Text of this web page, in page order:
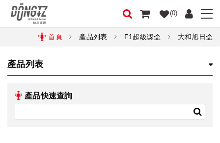
(0)
首頁 產品列表 F1超級獎盃 大和旭日盃
產品列表
產品快速查詢